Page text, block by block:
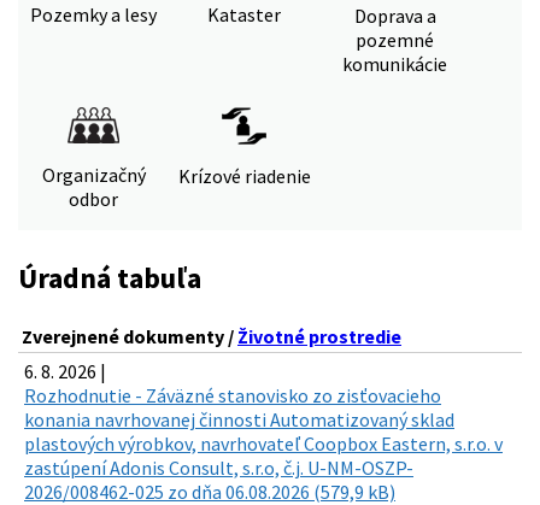
Pozemky a lesy Kataster
Doprava a
pozemné
komunikácie
Organizačný
odbor
Krízové riadenie
Úradná tabuľa
Zverejnené dokumenty / Životné prostredie
6. 8. 2026 |
Rozhodnutie - Záväzné stanovisko zo zisťovacieho
konania navrhovanej činnosti Automatizovaný sklad
plastových výrobkov, navrhovateľ Coopbox Eastern, s.r.o. v
zastúpení Adonis Consult, s.r.o, č.j. U-NM-OSZP-
2026/008462-025 zo dňa 06.08.2026 (579,9 kB)